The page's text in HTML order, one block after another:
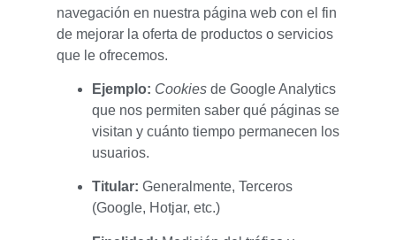
navegación en nuestra página web con el fin
de mejorar la oferta de productos o servicios
que le ofrecemos.
Ejemplo: Cookies de Google Analytics
que nos permiten saber qué páginas se
visitan y cuánto tiempo permanecen los
usuarios.
Titular: Generalmente, Terceros
(Google, Hotjar, etc.)